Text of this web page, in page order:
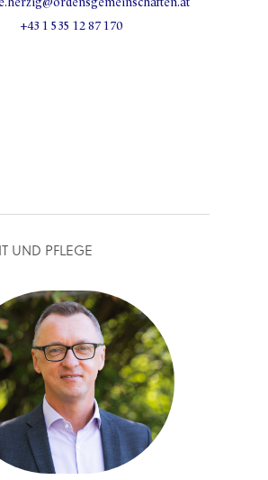
+43 1 535 12 87 170
UND PFLEGE